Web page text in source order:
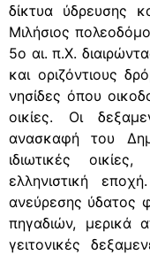
δίκτυα ύδρευσης
Μιλήσιος
5ο αι. π.Χ.
και οριζόντιους
νησίδες όπου
οικίες. Οι
ανασκαφή του
ιδιωτικές
ελληνιστική
ανεύρεσης ύδατος
πηγαδιών, μερικά
γειτονικές